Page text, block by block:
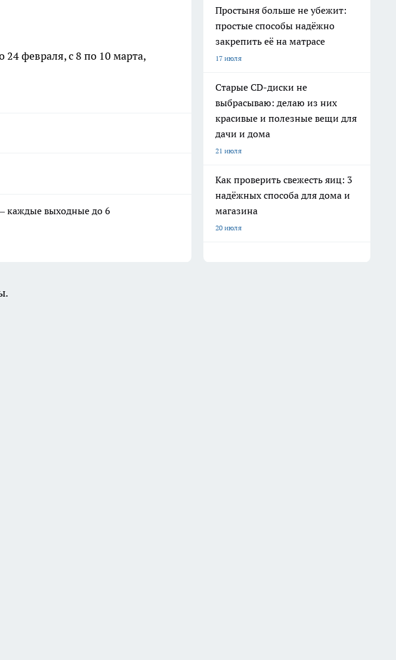
24 февраля, с 8 по 10 марта,
каждые выходные до 6
Простыня больше не убежит:
простые способы надёжно
закрепить её на матрасе
17 июля
Старые CD-диски не
выбрасываю: делаю из них
красивые и полезные вещи для
дачи и дома
21 июля
Как проверить свежесть яиц: 3
надёжных способа для дома и
магазина
20 июля